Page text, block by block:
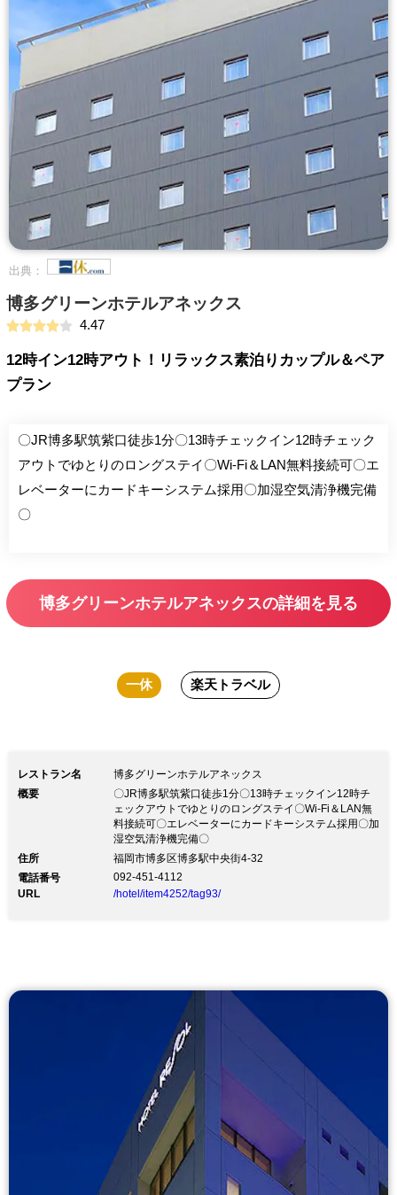
出典：
博多グリーンホテルアネックス
4.47
12時イン12時アウト！リラックス素泊りカップル＆ペア
プラン
〇JR博多駅筑紫口徒歩1分〇13時チェックイン12時チェック
アウトでゆとりのロングステイ〇Wi-Fi＆LAN無料接続可〇エ
レベーターにカードキーシステム採用〇加湿空気清浄機完備
〇
博多グリーンホテルアネックスの詳細を見る
一休 楽天トラベル
レストラン名
博多グリーンホテルアネックス
概要
〇JR博多駅筑紫口徒歩1分〇13時チェックイン12時チ
ェックアウトでゆとりのロングステイ〇Wi-Fi＆LAN無
料接続可〇エレベーターにカードキーシステム採用〇加
湿空気清浄機完備〇
住所
福岡市博多区博多駅中央街4-32
電話番号
092-451-4112
URL
/hotel/item4252/tag93/